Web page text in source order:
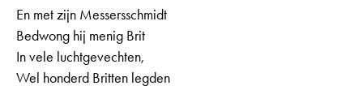
En met zijn Messersschmidt
Bedwong hij menig Brit
In vele luchtgevechten,
Wel honderd Britten legden